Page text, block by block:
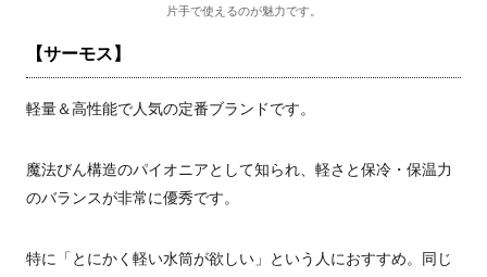
片手で使えるのが魅力です。
【サーモス】
軽量＆高性能で人気の定番ブランドです。
魔法びん構造のパイオニアとして知られ、軽さと保冷・保温力
のバランスが非常に優秀です。
特に「とにかく軽い水筒が欲しい」という人におすすめ。同じ